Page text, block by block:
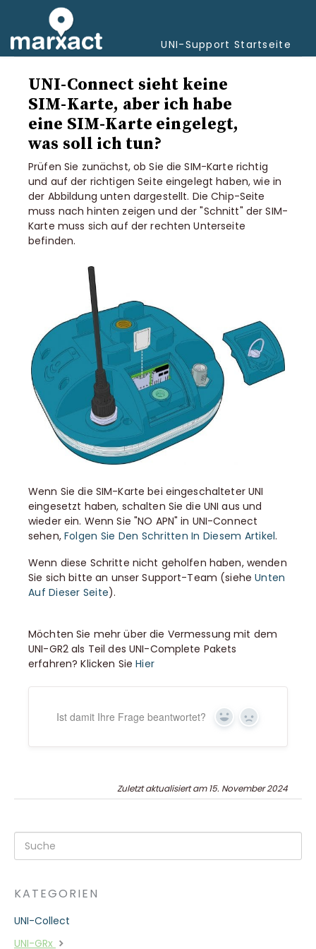
UNI-Support Startseite
UNI-Connect sieht keine
SIM-Karte, aber ich habe
eine SIM-Karte eingelegt,
was soll ich tun?
Prüfen Sie zunächst, ob Sie die SIM-Karte richtig
und auf der richtigen Seite eingelegt haben, wie in
der Abbildung unten dargestellt. Die Chip-Seite
muss nach hinten zeigen und der "Schnitt" der SIM-
Karte muss sich auf der rechten Unterseite
befinden.
Wenn Sie die SIM-Karte bei eingeschalteter UNI
eingesetzt haben, schalten Sie die UNI aus und
wieder ein. Wenn Sie "NO APN" in UNI-Connect
sehen, Folgen Sie Den Schritten In Diesem Artikel.
Wenn diese Schritte nicht geholfen haben, wenden
Sie sich bitte an unser Support-Team (sieheUnten
Auf Dieser Seite).
Möchten Sie mehr über die Vermessung mit dem
UNI-GR2 als Teil des UNI-Complete Pakets
erfahren? Klicken SieHier
Ist damit Ihre Frage beantwortet? Ja Nein
Zuletzt aktualisiert am 15. November 2024
KATEGORIEN
UNI-Collect
UNI-GRx